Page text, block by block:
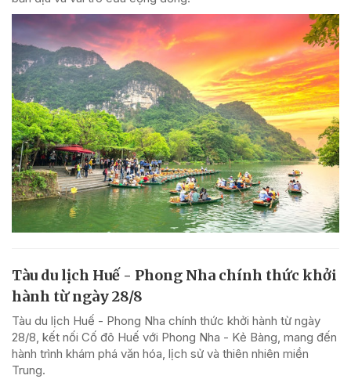
Tàu du lịch Huế - Phong Nha chính thức khởi
hành từ ngày 28/8
Tàu du lịch Huế - Phong Nha chính thức khởi hành từ ngày
28/8, kết nối Cố đô Huế với Phong Nha - Kẻ Bàng, mang đến
hành trình khám phá văn hóa, lịch sử và thiên nhiên miền
Trung.